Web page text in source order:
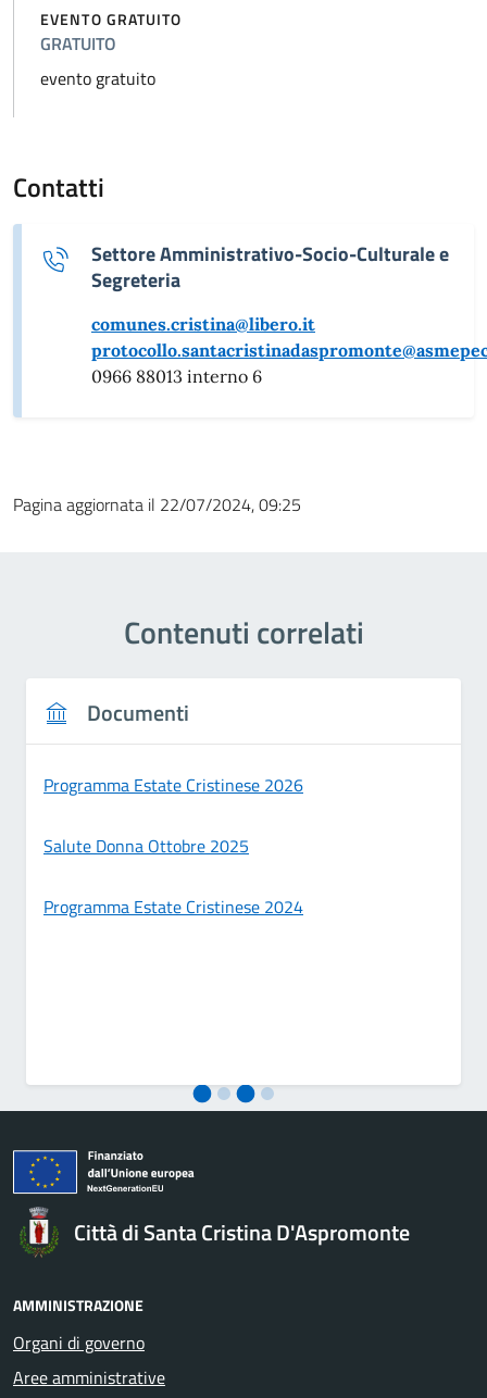
EVENTO GRATUITO
GRATUITO
evento gratuito
Contatti
Settore Amministrativo-Socio-Culturale e
Segreteria
comunes.cristina@libero.it
0966 88013 interno 6
Pagina aggiornata il 22/07/2024, 09:25
Contenuti correlati
Documenti
Programma Estate Cristinese 2026
Salute Donna Ottobre 2025
Programma Estate Cristinese 2024
Città di Santa Cristina D'Aspromonte
AMMINISTRAZIONE
Organi di governo
Aree amministrative